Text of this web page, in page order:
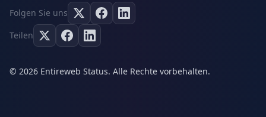
Folgen Sie uns
Teilen
© 2026 Entireweb Status. Alle Rechte vorbehalten.